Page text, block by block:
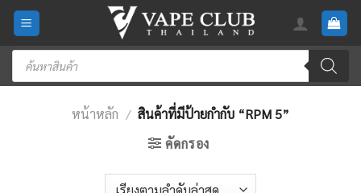
Skip
content
Products
search
หน้าหลัก / สินค้าที่มีป้ายกำกับ “RPM 5”
คัดกรอง